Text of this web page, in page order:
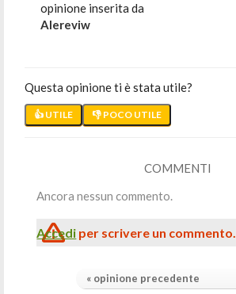
opinione inserita da
Alereviw
Questa opinione ti è stata utile?
👍 UTILE 👎 POCO UTILE
COMMENTI
Ancora nessun commento.
Accedi per scrivere un commento.
« opinione precedente